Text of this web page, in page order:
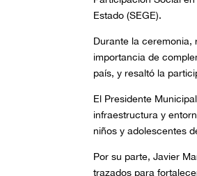
Estado (SEGE).
Durante la ceremonia,
importancia de
país, y resaltó la
El Presidente
infraestructura y
niños y adolescentes
Por su parte, Javier
trazados para